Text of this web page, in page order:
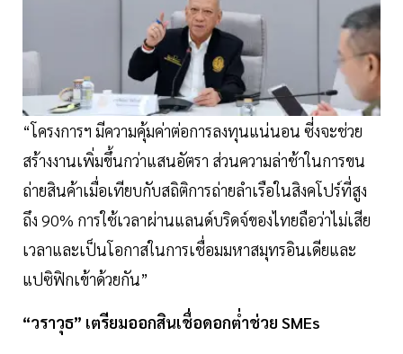
“โครงการฯ มีความคุ้มค่าต่อการลงทุนแน่นอน ซี่งจะช่วย
สร้างงานเพิ่มขึ้นกว่าแสนอัตรา ส่วนความล่าช้าในการขน
ถ่ายสินค้าเมื่อเทียบกับสถิติการถ่ายลำเรือในสิงคโปร์ที่สูง
ถึง 90% การใช้เวลาผ่านแลนด์บริดจ์ของไทยถือว่าไม่เสีย
เวลาและเป็นโอกาสในการเชื่อมมหาสมุทรอินเดียและ
แปซิฟิกเข้าด้วยกัน”
“วราวุธ” เตรียมออกสินเชื่อดอกต่ำช่วย SMEs